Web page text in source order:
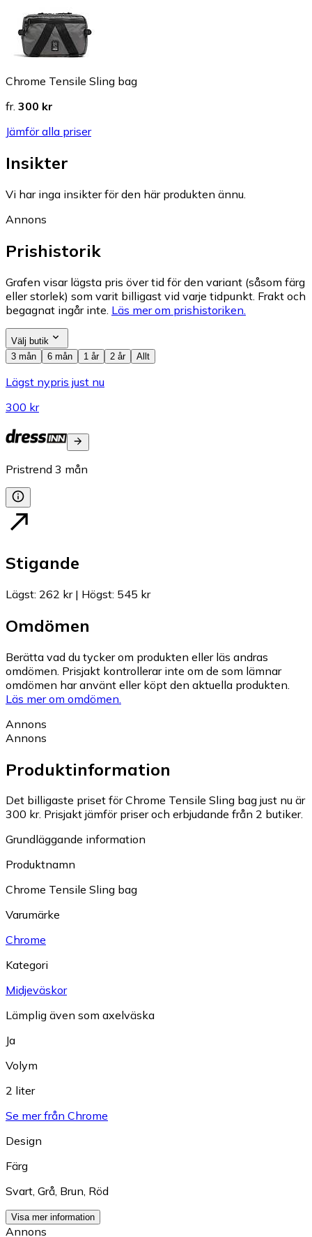
Chrome Tensile Sling bag
fr. 300 kr
Jämför alla priser
Insikter
Vi har inga insikter för den här produkten ännu.
Annons
Prishistorik
Grafen visar lägsta pris över tid för den variant (såsom färg
eller storlek) som varit billigast vid varje tidpunkt. Frakt och
begagnat ingår inte. Läs mer om prishistoriken.
Välj butik
3 mån
6 mån 1 år 2 år Allt
Lägst nypris just nu
300 kr
Pristrend 3 mån
Stigande
Lägst: 262 kr| Högst: 545 kr
Omdömen
Berätta vad du tycker om produkten eller läs andras
omdömen. Prisjakt kontrollerar inte om de som lämnar
omdömen har använt eller köpt den aktuella produkten.
Läs mer om omdömen.
Annons
Annons
Produktinformation
Det billigaste priset för Chrome Tensile Sling bag just nu är
300 kr. Prisjakt jämför priser och erbjudande från 2 butiker.
Grundläggande information
Produktnamn
Chrome Tensile Sling bag
Varumärke
Chrome
Kategori
Midjeväskor
Lämplig även som axelväska
Ja
Volym
2 liter
Se mer från Chrome
Design
Färg
Svart, Grå, Brun, Röd
Visa mer information
Annons